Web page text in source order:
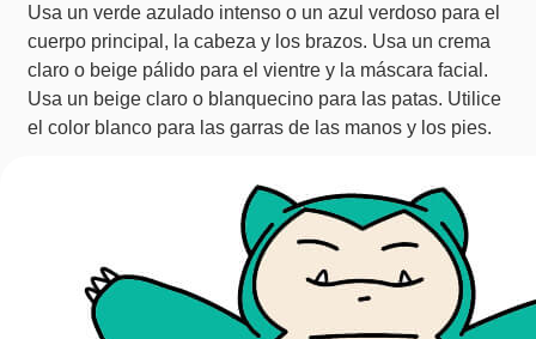
Usa un verde azulado intenso o un azul verdoso para el
cuerpo principal, la cabeza y los brazos. Usa un crema
claro o beige pálido para el vientre y la máscara facial.
Usa un beige claro o blanquecino para las patas. Utilice
el color blanco para las garras de las manos y los pies.